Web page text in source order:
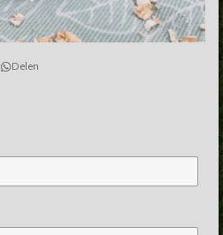
Delen